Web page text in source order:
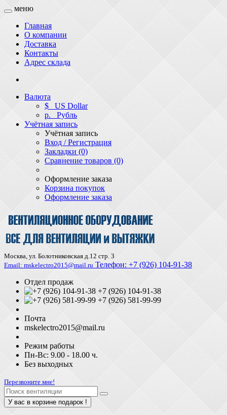
меню
Главная
О компании
Доставка
Контакты
Адрес склада
Валюта
$ US Dollar
р. Рубль
Учётная запись
Учётная запись
Вход / Регистрация
Закладки (0)
Сравнение товаров (0)
Оформление заказа
Корзина покупок
Оформление заказа
Москва, ул. Болотниковская д.12 стр. 3
Email: mskelectro2015@mail.ru Телефон: +7 (926) 104-91-З8
Отдел продаж
+7 (926) 104-91-38
+7 (926) 581-99-99
Почта
mskelectro2015@mail.ru
Режим работы
Пн-Вс: 9.00 - 18.00 ч.
Без выходных
Перезвоните мне!
У вас в корзине подарок !